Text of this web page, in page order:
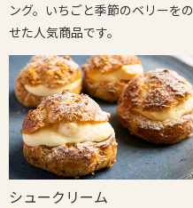
ング。いちごと季節のベリーをの
せた人気商品です。
シュークリーム